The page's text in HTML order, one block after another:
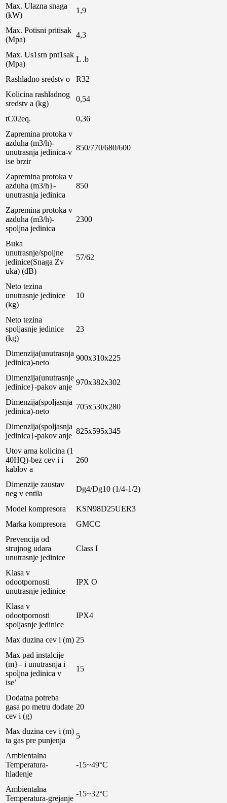
Max. Ulazna snaga
(kW)
1,9
Max. Potisni pritisak
(Mpa)
4,3
Max. Us1srn pnt1sak
(Mpa)
L .b
Rashladno sredstv o
R32
Kolicina rashladnog
sredstv a (kg)
0,54
tC02eq.
0,36
Zapremina protoka v
azduha (m3/h)-
unutrasnja jedinica-v
ise brzir
850/770/680/600
Zapremina protoka v
azduha (m3/h}-
unutrasnja jedinica
850
Zapremina protoka v
azduha (m3/h)-
spoljna jedinica
2300
Buka
unutrasnje/spoljne
jedinice(Snaga Zv
uka) (dB)
57/62
Neto tezina
unutrasnje jedinice
(kg)
10
Neto tezina
spoljasnje jedinice
(kg)
23
Dimenzija(unutrasnja
jedinica)-neto
900x310x225
Dimenzija(unutrasnje
jedinice}-pakov anje
970x382x302
Dimenzija(spoljasnja
jedinica)-neto
705x530x280
Dimenzija(spoljasnja
jedinica}-pakov anje
825x595x345
Utov arna kolicina (1
40HQ)-bez cev i i
kablov a
260
Dimenzije zaustav
neg v entila
Dg4/Dg10 (1/4-1/2)
Model kompresora
KSN98D25UER3
Marka kompresora
GMCC
Prevencija od
strujnog udara
unutrasnje jedinice
Class I
Klasa v
odootpornosti
unutrasnje jedinice
IPX O
Klasa v
odootpornosti
spoljasnje jedinice
IPX4
Max duzina cev i (m) 25
Max pad instalcije
(m}– i unutrasnja i
spoljna jedinica v
ise’
15
Dodatna potreba
gasa po metru dodate
cev i (g)
20
Max duzina cev i (m)
ta gas pre punjenja
5
Ambientalna
Temperatura-
hladenje
-15~49°C
Ambientalna
Temperatura-grejanje
-15~32°C